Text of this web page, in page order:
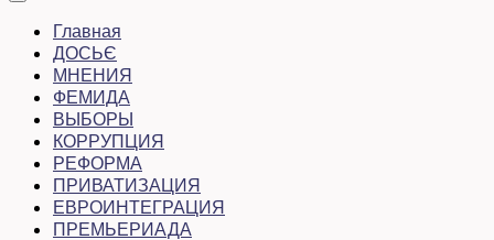
Главная
ДОСЬЄ
МНЕНИЯ
ФЕМИДА
ВЫБОРЫ
КОРРУПЦИЯ
РЕФОРМА
ПРИВАТИЗАЦИЯ
ЕВРОИНТЕГРАЦИЯ
ПРЕМЬЕРИАДА